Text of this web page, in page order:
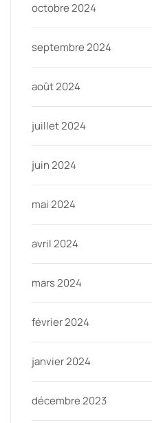
octobre 2024
septembre 2024
août 2024
juillet 2024
juin 2024
mai 2024
avril 2024
mars 2024
février 2024
janvier 2024
décembre 2023